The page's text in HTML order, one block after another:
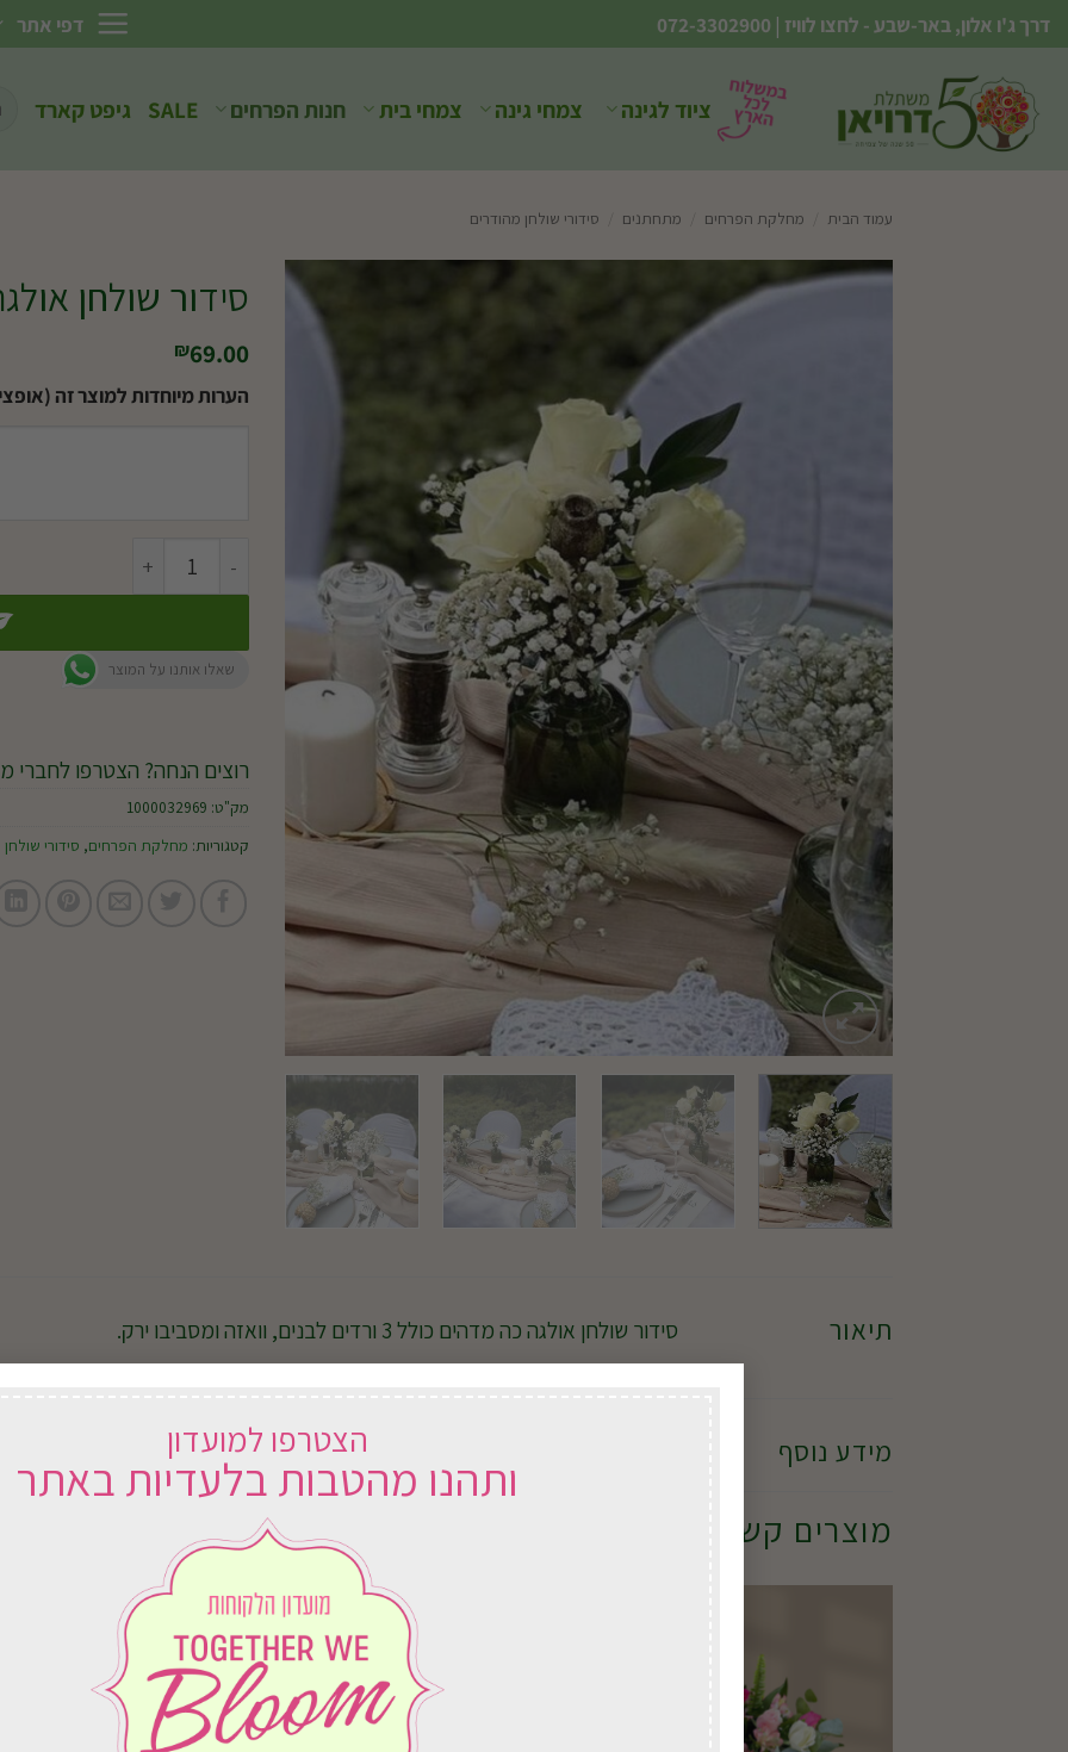
הצטרפו למועדון
ותהנו מהטבות בלעדיות באתר
Skip
to
content
דרך ג'ו אלון, באר-שבע - לחצו לוויז |
072-3302900 דפי אתר
ציוד לגינה צמחי גינה צמחי בית חנות הפרחים SALE גיפט קארד
עמוד הבית מחלקת הפרחים מתחתנים סידורי שולחן מהודרים
סידור שולחן
₪69.00
הערות מיוחדות למוצר זה
כמות של סידור שולחן אולגה
שאלו אותנו על המוצר
רוצים הנחה? הצטרפו לחברי
מק"ט: 1000032969
קטגוריות: מחלקת הפרחים, סידורי
תיאור סידור שולחן אולגה כה מדהים כולל 3 ורדים לבנים, וואזה ומסביבו ירק.
מידע נוסף
מוצרים קשורים